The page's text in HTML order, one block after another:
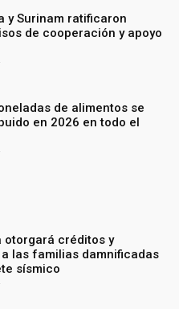
y Surinam ratificaron
de cooperación y apoyo
de alimentos se
en 2026 en todo el
otorgará créditos y
las familias damnificadas
sísmico